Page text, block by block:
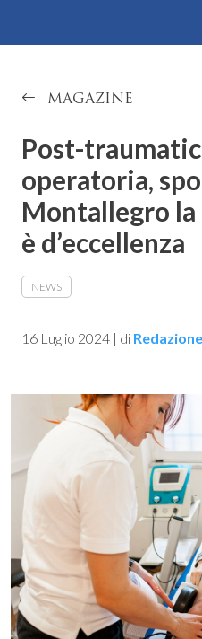
MAGAZINE
Post-
operatoria,
Montallegro
è d’eccellenza
NEWS
16 Luglio 2024 | di Redazione